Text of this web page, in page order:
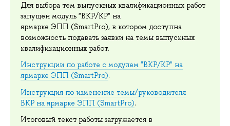
Для выбора тем выпускных квалификационных работ
запущен модуль "ВКР/КР" на
ярмарке ЭПП (SmartPro), в котором доступна
возможность подавать заявки на темы выпускных
квалификационных работ.
Инструкции по работе с модулем "ВКР/КР" на
ярмарке ЭПП (SmartPro).
Инструкция по изменение темы/руководителя
ВКР на ярмарке ЭПП (SmartPro).
Итоговый текст работы загружается в